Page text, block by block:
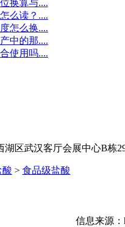
换算与....
么读？....
怎么换....
中的那....
使用吗....
武汉客厅会展中心B栋
酸 > 食品级盐酸
信息来源：